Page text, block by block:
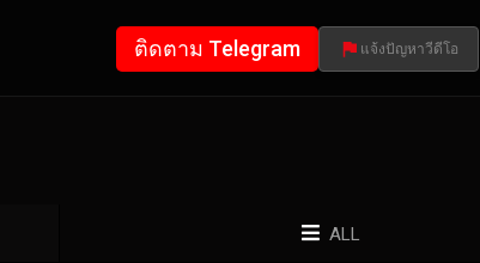
ติดตาม Telegram แจ้งปัญหาวีดีโอ
ALL